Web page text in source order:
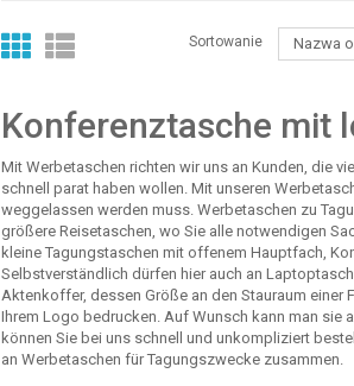
Sortowanie Nazwa
Konferenztasche mit
Mit Werbetaschen richten wir uns an Kunden, die
schnell parat haben wollen. Mit unseren
weggelassen werden muss. Werbetaschen zu
größere Reisetaschen, wo Sie alle notwendigen
kleine Tagungstaschen mit offenem Hauptfach,
Selbstverständlich dürfen hier auch an
Aktenkoffer, dessen Größe an den Stauraum
Ihrem Logo bedrucken. Auf Wunsch kann man sie
können Sie bei uns schnell und unkompliziert
an Werbetaschen für Tagungszwecke zusammen.